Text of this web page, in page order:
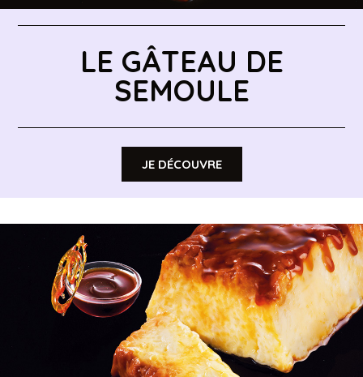
LE GÂTEAU DE
SEMOULE
JE DÉCOUVRE